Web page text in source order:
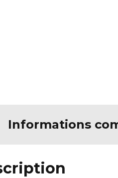
Informations